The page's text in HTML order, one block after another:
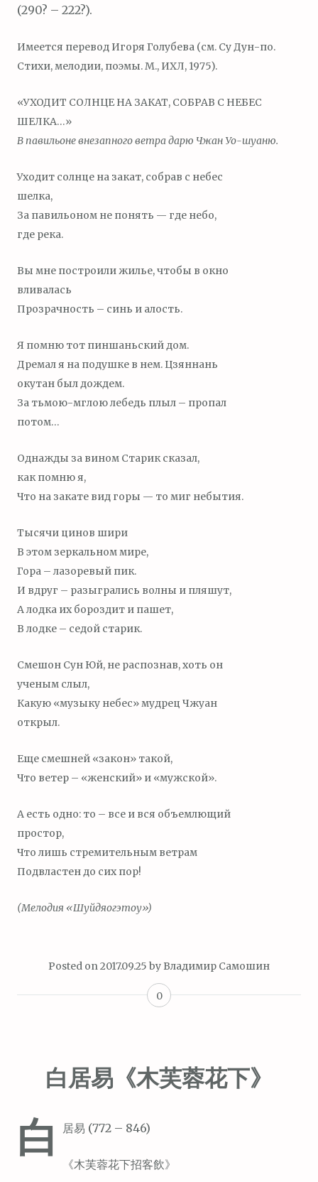
(290? – 222?).
Имеется перевод Игоря Голубева (см. Су Дун-по.
Стихи, мелодии, поэмы. М., ИХЛ, 1975).
«УХОДИТ СОЛНЦЕ НА ЗАКАТ, СОБРАВ С НЕБЕС
ШЕЛКА…»
В павильоне внезапного ветра дарю Чжан Уо-шуаню.
Уходит солнце на закат, собрав с небес
шелка,
За павильоном не понять — где небо,
где река.
Вы мне построили жилье, чтобы в окно
вливалась
Прозрачность – синь и алость.
Я помню тот пиншаньский дом.
Дремал я на подушке в нем. Цзяннань
окутан был дождем.
За тьмою-мглою лебедь плыл – пропал
потом…
Однажды за вином Старик сказал,
как помню я,
Что на закате вид горы — то миг небытия.
Тысячи цинов шири
В этом зеркальном мире,
Гора – лазоревый пик.
И вдруг – разыгрались волны и пляшут,
А лодка их бороздит и пашет,
В лодке – седой старик.
Смешон Сун Юй, не распознав, хоть он
ученым слыл,
Какую «музыку небес» мудрец Чжуан
открыл.
Еще смешней «закон» такой,
Что ветер – «женский» и «мужской».
А есть одно: то – все и вся объемлющий
простор,
Что лишь стремительным ветрам
Подвластен до сих пор!
(Мелодия «Шуйдяогэтоу»)
Posted on2017.09.25 by Владимир Самошин
0
白居易《木芙蓉花下》
白 居易 (772 – 846)
《木芙蓉花下招客飲》